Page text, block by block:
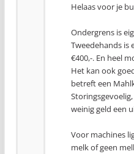
Helaas voor je
Ondergrens is
Tweedehands is
€400,-. En heel
Het kan ook
betreft een
weinig geld een
Voor machines
melk of geen